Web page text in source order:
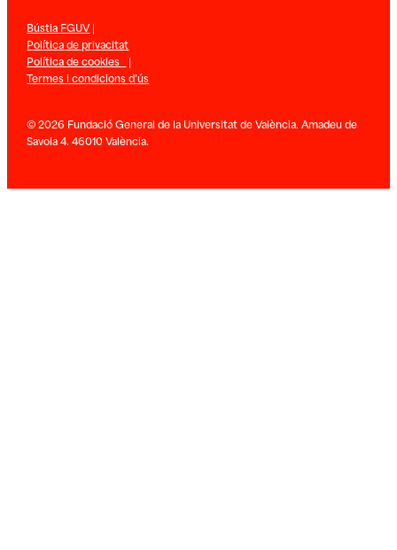
Bústia FGUV|
Política de privacitat
Política de cookies |
Termes i condicions d’ús
© 2026 Fundació General de la Universitat de València. Amadeu de
Savoia 4. 46010 València.